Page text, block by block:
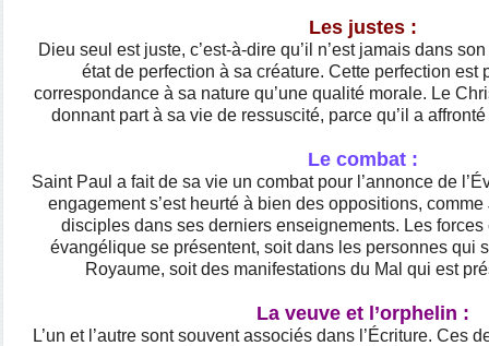
Les justes :
Dieu seul est juste, c’est-à-dire qu’il n’est jamais dans
état de perfection à sa créature. Cette perfection est
correspondance à sa nature qu’une qualité morale. Le
donnant part à sa vie de ressuscité, parce qu’il a
Le combat :
Saint Paul a fait de sa vie un combat pour l’annonce de
engagement s’est heurté à bien des oppositions, comme
disciples dans ses derniers enseignements. Les
évangélique se présentent, soit dans les personnes qui
Royaume, soit des manifestations du Mal qui est
La veuve et l’orphelin :
L’un et l’autre sont souvent associés dans l’Écriture. Ces